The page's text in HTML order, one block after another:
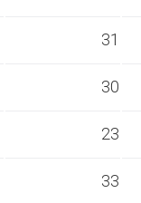
31
30
23
33